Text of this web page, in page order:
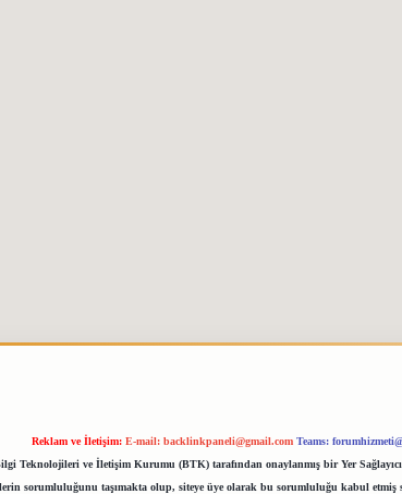
Reklam ve İletişim: E-mail: backlinkpaneli@gmail.com Teams:
Teknolojileri ve İletişim Kurumu (BTK) tarafından onaylanmış bir Yer
sorumluluğunu taşımakta olup, siteye üye olarak bu sorumluluğu kabul